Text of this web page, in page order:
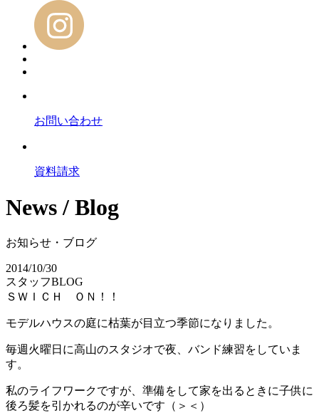
お問い合わせ
資料請求
News / Blog
お知らせ・ブログ
2014/10/30
スタッフBLOG
ＳＷＩＣＨ ＯＮ！！
モデルハウスの庭に枯葉が目立つ季節になりました。
毎週火曜日に高山のスタジオで夜、バンド練習をしていま
す。
私のライフワークですが、準備をして家を出るときに子供に
後ろ髪を引かれるのが辛いです（＞＜）